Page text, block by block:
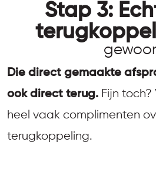
Stap 3:
Die direct gemaakte
ook direct terug. Fijn
heel vaak complimenten
terugkoppeling.